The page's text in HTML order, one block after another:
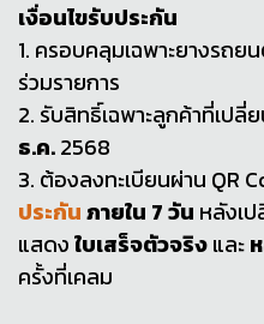
เงื่อนไขรับประกัน
1. ครอบคลุมเฉพาะยางรถย
ร่วมรายการ
2. รับสิทธิ์เฉพาะลูกค้าที่เปลี่
ธ.ค.2568
3. ต้องลงทะเบียนผ่าน QR
ประกันภายใน 7 วัน หลังเ
แสดงใบเสร็จตัวจริงและ
ครั้งที่เคลม